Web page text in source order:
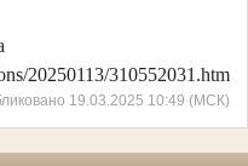
20250113/310552031.html
19.03.2025 10:49 (МСК)